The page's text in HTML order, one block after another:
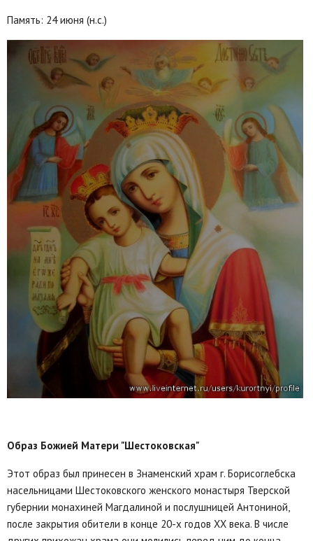
Память: 24 июня (н.с.)
Образ Божией Матери "Шестоковская"
Этот образ был принесен в Знаменский храм г. Борисоглебска
насельницами Шестоковского женского монастыря Тверской
губернии монахиней Магдалиной и послушницей Антониной,
после закрытия обители в конце 20-х годов XX века. В числе